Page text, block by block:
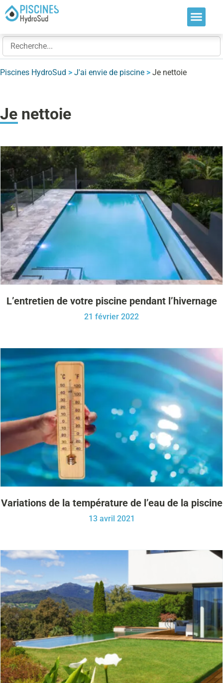
Piscines HydroSud > J'ai envie de piscine > Je nettoie
Je nettoie
L’entretien de votre piscine pendant l’hivernage
21 février 2022
Variations de la température de l’eau de la piscine
13 avril 2021